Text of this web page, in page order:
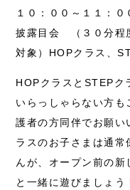
１０：００～１１：
披露目会 （３０分程
対象）HOPクラス、
HOPクラスとSTEPク
いらっしゃらない方
護者の方同伴でお願
ラスのお子さまは通
んが、オープン前の
と一緒に遊びましょ